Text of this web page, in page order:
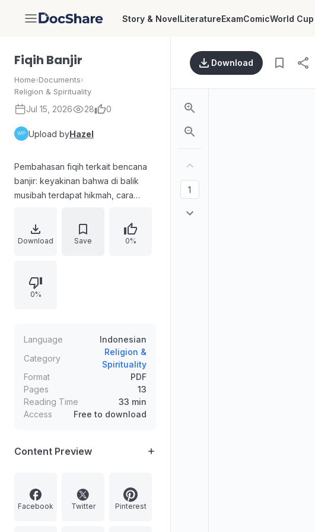
DocShare Story & NovelLiteratureExamComicWorld Cup
Fiqih Banjir
Home›Documents›
Religion & Spirituality
Jul 15, 2026 28 0
Upload byHazel
Pembahasan fiqih terkait bencana
banjir: keyakinan bahwa di balik
musibah terdapat hikmah, cara
semata-mata faktor dunia. Uraian
hukum meliputi status air banjir (suci
korban (termasuk boleh
membatalkan shalat), serta
berdasarkan haul dan kemungkinan
mendahulukan zakat tahun
berikutnya sesuai kebutuhan.
Download Save 0%
0%
Language
Indonesian
Category
Religion &
Spirituality
Format
PDF
Pages
13
Reading Time
33 min
Access
Free to download
Content Preview
Facebook Twitter Pinterest
Download